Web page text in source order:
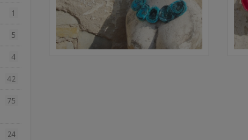
1
5
4
42
75
24